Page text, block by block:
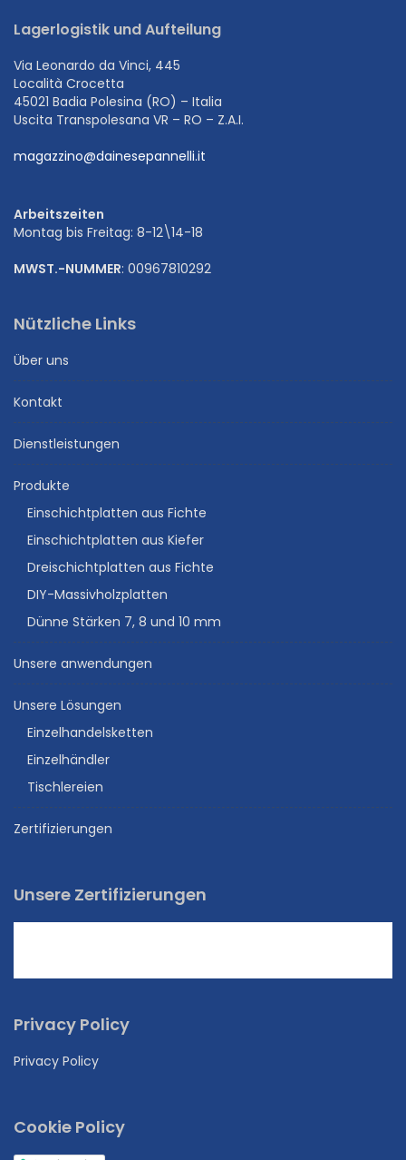
Lagerlogistik und Aufteilung
Via Leonardo da Vinci, 445
Località Crocetta
45021 Badia Polesina (RO) – Italia
Uscita Transpolesana VR – RO – Z.A.I.
magazzino@dainesepannelli.it
Arbeitszeiten
Montag bis Freitag: 8-12\14-18
MWST.-NUMMER: 00967810292
Nützliche Links
Über uns
Kontakt
Dienstleistungen
Produkte
Einschichtplatten aus Fichte
Einschichtplatten aus Kiefer
Dreischichtplatten aus Fichte
DIY-Massivholzplatten
Dünne Stärken 7, 8 und 10 mm
Unsere anwendungen
Unsere Lösungen
Einzelhandelsketten
Einzelhändler
Tischlereien
Zertifizierungen
Unsere Zertifizierungen
Privacy Policy
Privacy Policy
Cookie Policy